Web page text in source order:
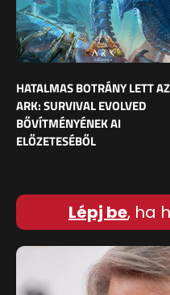
HATALMAS BOTRÁNY LETT AZ
ARK: SURVIVAL EVOLVED
BŐVÍTMÉNYÉNEK AI
ELŐZETESÉBŐL
Lépj be, ha